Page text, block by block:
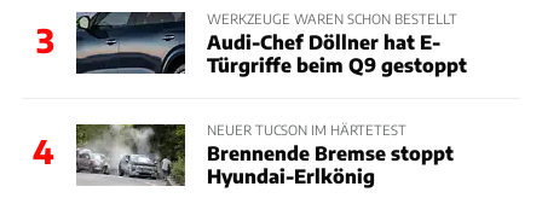
3
WERKZEUGE WAREN SCHON BESTELLT
Audi-Chef Döllner hat E-
Türgriffe beim Q9 gestoppt
4
NEUER TUCSON IM HÄRTETEST
Brennende Bremse stoppt
Hyundai-Erlkönig